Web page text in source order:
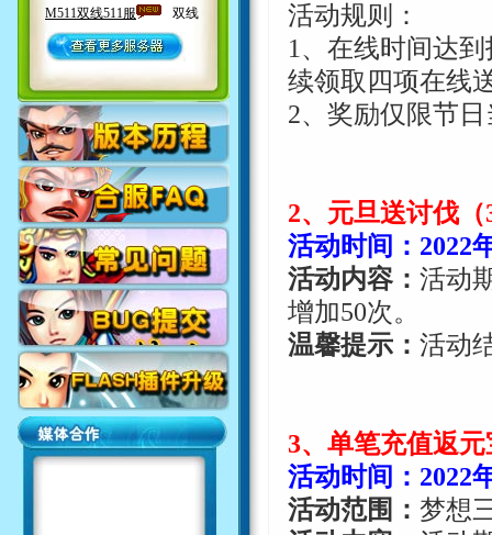
活动规则：
1 、在线时间达
续领取四项在线
2、奖励仅限节
2、元旦送讨伐（
活动时间： 2022
活动内容： 活动
增加50次。
温馨提示： 活动
3、单笔充值返元
活动时间： 2022
活动范围： 梦想